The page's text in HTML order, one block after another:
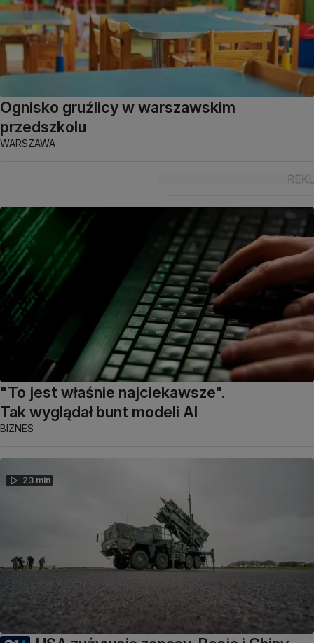
Ognisko gruźlicy w warszawskim
przedszkolu
WARSZAWA
"To jest właśnie najciekawsze".
Tak wyglądał bunt modeli AI
BIZNES
23 min